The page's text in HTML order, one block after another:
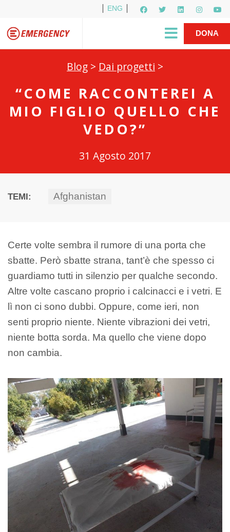
ENG
R1PUD1A
DONA
Blog > Dai progetti >
“COME RACCONTEREI A
MIO FIGLIO QUELLO CHE
VEDO?”
31 Agosto 2017
TEMI: Afghanistan
Certe volte sembra il rumore di una porta che
sbatte. Però sbatte strana, tant’è che spesso ci
guardiamo tutti in silenzio per qualche secondo.
Altre volte cascano proprio i calcinacci e i vetri. E
lì non ci sono dubbi. Oppure, come ieri, non
senti proprio niente. Niente vibrazioni dei vetri,
niente botta sorda. Ma quello che viene dopo
non cambia.